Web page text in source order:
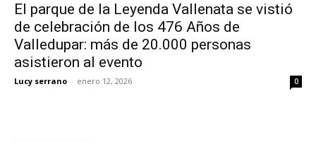
El parque de la Leyenda Vallenata se vistió
de celebración de los 476 Años de
Valledupar: más de 20.000 personas
asistieron al evento
Lucy serrano - enero 12, 2026 0